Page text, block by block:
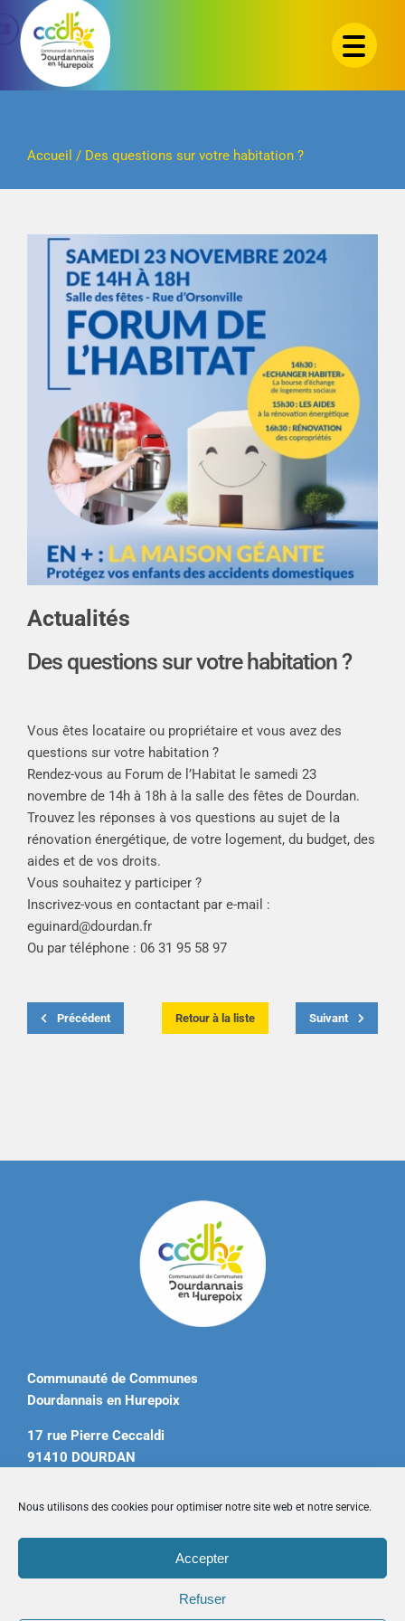
Nous utilisons des cookies pour optimiser notre site web et notre service.
Accepter
Refuser
Passer
contenu
Accueil / Des questions sur votre habitation ?
Actualités
Des questions sur votre habitation ?
Vous êtes locataire ou propriétaire et vous avez des
questions sur votre habitation ?
Rendez-vous au Forum de l’Habitat le samedi 23
novembre de 14h à 18h à la salle des fêtes de Dourdan.
Trouvez les réponses à vos questions au sujet de la
rénovation énergétique, de votre logement, du budget, des
aides et de vos droits.
Vous souhaitez y participer ?
Inscrivez-vous en contactant par e-mail :
eguinard@dourdan.fr
Ou par téléphone : 06 31 95 58 97
Précédent Retour à la liste Suivant
Communauté de Communes
Dourdannais en Hurepoix
17 rue Pierre Ceccaldi
91410 DOURDAN
contact@ccdourdannais.com
Accueil|Plan du site|Mentions légales|Contactez-nous